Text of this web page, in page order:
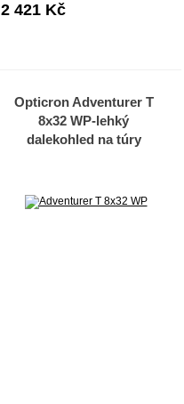
2 421 Kč
Opticron Adventurer T
8x32 WP-lehký
dalekohled na túry